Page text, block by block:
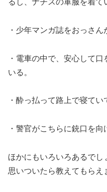
るし、ナチスの軍服を着て
・少年マンガ誌をおっさん
・電車の中で、安心して
いる。
・酔っ払って路上で寝てい
・警官がこちらに銃口を向
ほかにもいろいろあるで
思いついたら教えてもらえ